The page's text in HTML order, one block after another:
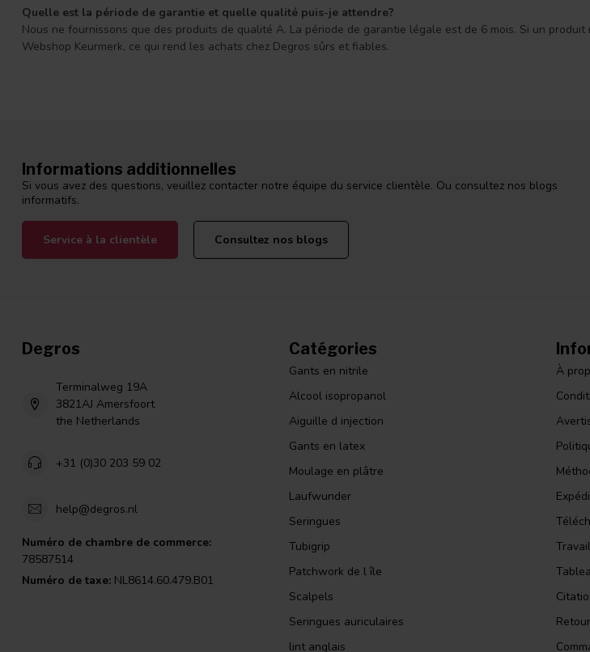
Quelle est la période de garantie et quelle qualité puis-je attendre?
Nous ne fournissons que des produits de qualité A. La période de garantie légale est de 6 mois. Si un
Webshop Keurmerk, ce qui rend les achats chez Degros sûrs et fiables.
Informations additionnelles
Si vous avez des questions, veuillez contacter notre équipe du service clientèle. Ou consultez nos blogs
informatifs.
Service à la clientèle Consultez nos blogs
Degros
Terminalweg 19A
3821AJ Amersfoort
the Netherlands
+31 (0)30 203 59 02
help@degros.nl
Numéro de chambre de commerce:
78587514
Numéro de taxe: NL8614.60.479.B01
Catégories
Gants en nitrile
Alcool isopropanol
Aiguille d injection
Gants en latex
Moulage en plâtre
Laufwunder
Seringues
Tubigrip
Patchwork de l île
Scalpels
Seringues auriculaires
lint anglais
À